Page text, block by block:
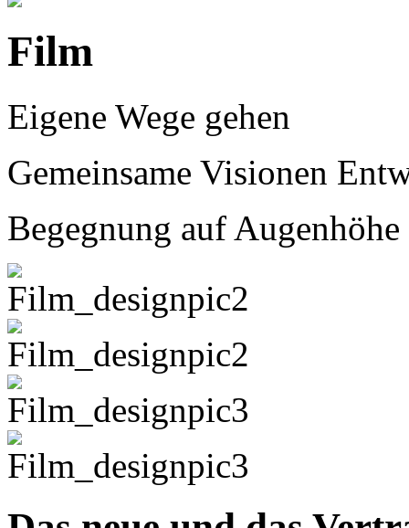
Film
Eigene Wege gehen
Gemeinsame Visionen
Begegnung auf Augenhöhe